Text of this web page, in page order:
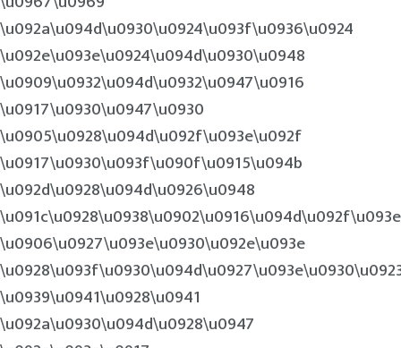
\u092a\u094d\u0930\u0924\u093f\u0936\u0924
\u092e\u093e\u0924\u094d\u0930\u0948
\u0909\u0932\u094d\u0932\u0947\u0916
\u0917\u0930\u0947\u0930
\u0905\u0928\u094d\u092f\u093e\u092f
\u0917\u0930\u093f\u090f\u0915\u094b
\u092d\u0928\u094d\u0926\u0948
\u0906\u0927\u093e\u0930\u092e\u093e
\u0939\u0941\u0928\u0941
\u092a\u0930\u094d\u0928\u0947